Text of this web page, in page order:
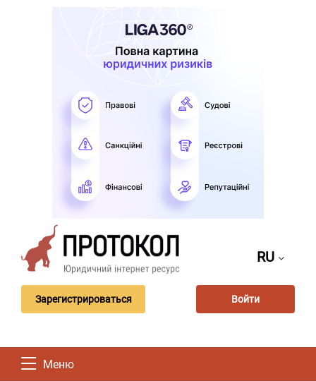
RU
Зарегистрироваться Войти
Меню